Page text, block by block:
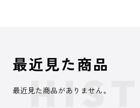
最近見た商品
最近見た商品がありません。